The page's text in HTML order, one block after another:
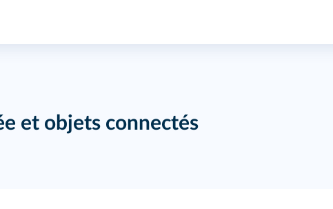
et objets connectés